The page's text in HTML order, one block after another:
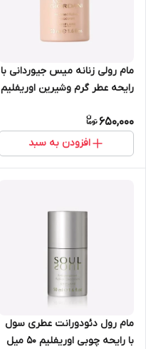
مام رولی زنانه میس جیوردانی با
رایحه عطر گرم وشیرین اوریفلیم
650,000
افزودن به سبد
مام رول دئودورانت عطری سول
با رایحه چوبی اوریفلیم 50 میل